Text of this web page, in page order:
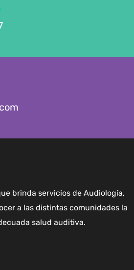
brinda servicios de Audiología,
a las distintas comunidades la
salud auditiva.